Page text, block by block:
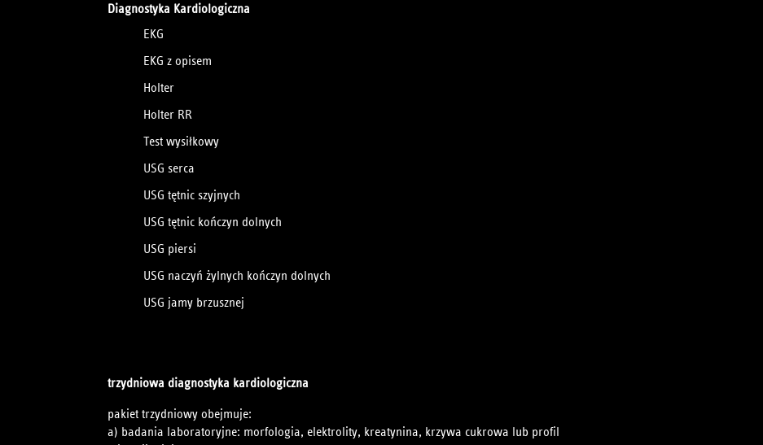
Diagnostyka Kardiologiczna
EKG
EKG z opisem
Holter
Holter RR
Test wysiłkowy
USG serca
USG tętnic szyjnych
USG tętnic kończyn dolnych
USG piersi
USG naczyń żylnych kończyn dolnych
USG jamy brzusznej
trzydniowa diagnostyka kardiologiczna
pakiet trzydniowy obejmuje:
a) badania laboratoryjne: morfologia, elektrolity, kreatynina, krzywa cukrowa lub profil